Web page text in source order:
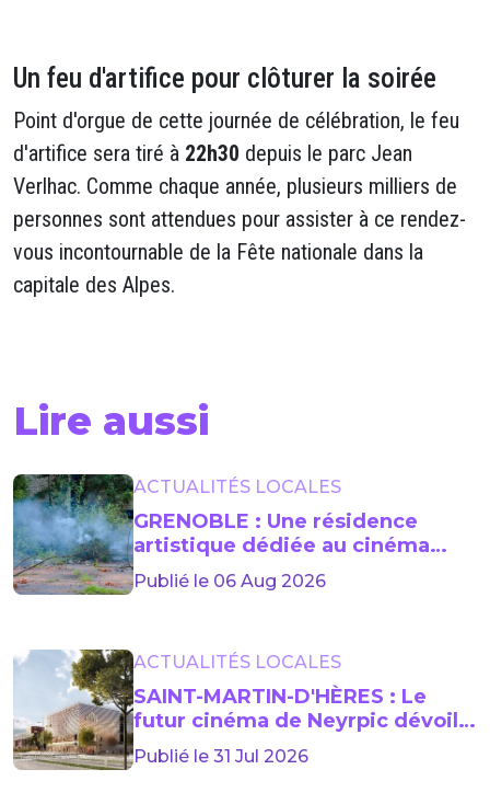
Un feu d'artifice pour clôturer la soirée
Point d'orgue de cette journée de célébration, le feu
d'artifice sera tiré à 22h30 depuis le parc Jean
Verlhac. Comme chaque année, plusieurs milliers de
personnes sont attendues pour assister à ce rendez-
vous incontournable de la Fête nationale dans la
capitale des Alpes.
Lire aussi
ACTUALITÉS LOCALES
GRENOBLE : Une résidence
artistique dédiée au cinéma
lancée jusqu’en 2029
Publié le 06 Aug 2026
ACTUALITÉS LOCALES
SAINT-MARTIN-D'HÈRES : Le
futur cinéma de Neyrpic dévoile
sa façade
Publié le 31 Jul 2026